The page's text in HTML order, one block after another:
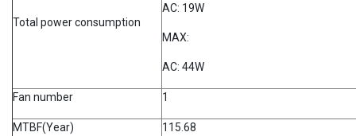
Total power consumption
AC: 19W
MAX:
AC: 44W
Fan number 1
MTBF(Year) 115.68